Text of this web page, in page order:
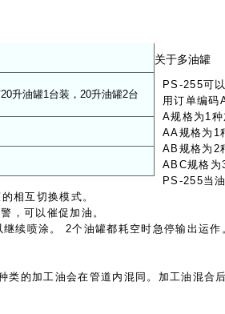
升油罐1台装，20升油罐2台
关于多油罐
PS-255可
用订单编码
A规格为1种
AA规格为1
AB规格为2
ABC规格为
PS-255当
相互切换模式。
，可以催促加油。
续喷涂。 2个油罐都耗空时急停输出运作
类的加工油会在管道内混同。加工油混合